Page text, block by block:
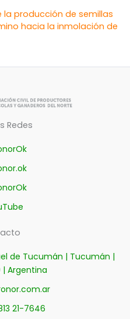
la producción de semillas
hacia la inmolación de
Redes
de Tucumán | Tucumán |
| Argentina
21-7646